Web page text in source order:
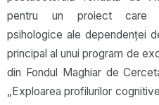
pentru un proiect care
psihologice ale dependenței
principal al unui program de
din Fondul Maghiar de
„Exploarea profilurilor